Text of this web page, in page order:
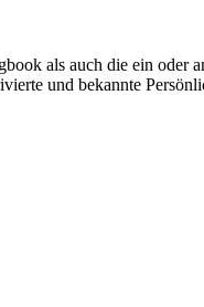
als auch die ein
und bekannte